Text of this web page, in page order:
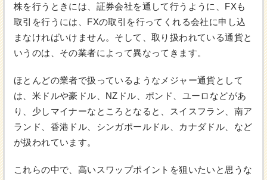
株を行うときには、証券会社を通して行うように、FXも
取引を行うには、FXの取引を行ってくれる会社に申し込
まなければいけません。そして、取り扱われている通貨と
いうのは、その業者によって異なってきます。
ほとんどの業者で扱っているようなメジャー通貨として
は、米ドルや豪ドル、NZドル、ポンド、ユーロなどがあ
り、少しマイナーなところとなると、スイスフラン、南ア
ランド、香港ドル、シンガポールドル、カナダドル、など
が扱われています。
これらの中で、高いスワップポイントを狙いたいと思うな